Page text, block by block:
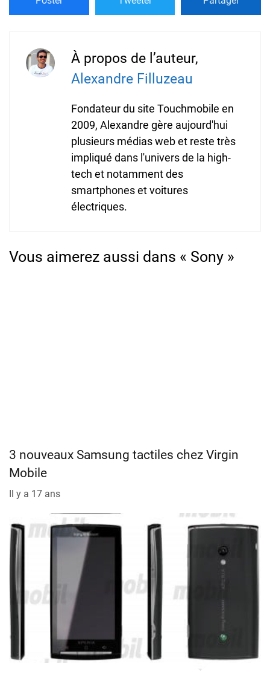
À propos de l’auteur,
Alexandre Filluzeau
Fondateur du site Touchmobile en
2009, Alexandre gère aujourd'hui
plusieurs médias web et reste très
impliqué dans l'univers de la high-
tech et notamment des
smartphones et voitures
électriques.
Vous aimerez aussi dans « Sony »
3 nouveaux Samsung tactiles chez Virgin
Mobile
Il y a 17 ans